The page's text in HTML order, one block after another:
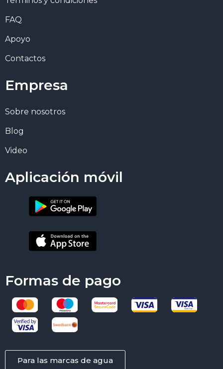
FAQ
Apoyo
Contactos
Empresa
Sobre nosotros
Blog
Video
Aplicación móvil
Formas de pago
Para las marcas de agua